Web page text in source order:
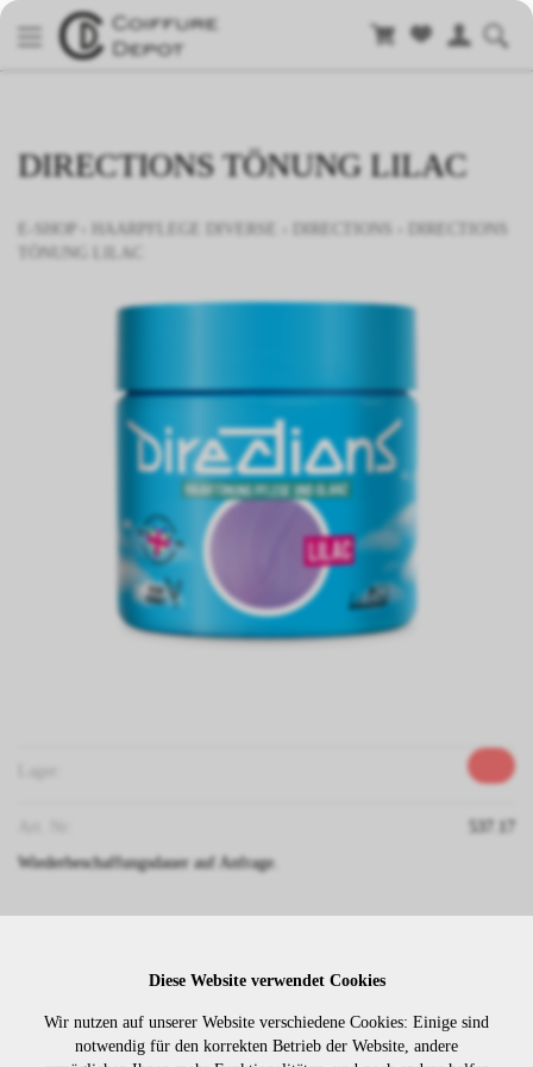
DIRECTIONS TÖNUNG LILAC
HAARPFLEGE DIVERSE
TÖNUNG LILAC
537.17
Wiederbeschaffungsdauer auf Anfrage.
Login sichtbar. Bitte loggen SieDiese Website verwendet Cookies
Wir nutzen auf unserer Website verschiedene Cookies: Einige sind
notwendig für den korrekten Betrieb der Website, andere